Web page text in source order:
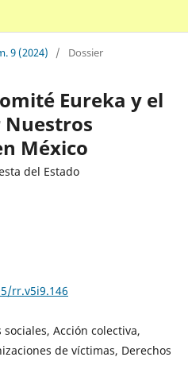
9 (2024) / Dossier
Eureka y el
México
del Estado
rr.v5i9.146
Acción colectiva,
de víctimas, Derechos